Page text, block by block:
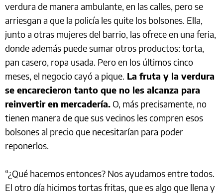
verdura de manera ambulante, en las calles, pero se
arriesgan a que la policía les quite los bolsones. Ella,
junto a otras mujeres del barrio, las ofrece en una feria,
donde además puede sumar otros productos: torta,
pan casero, ropa usada. Pero en los últimos cinco
meses, el negocio cayó a pique. La fruta y la verdura
se encarecieron tanto que no les alcanza para
reinvertir en mercadería. O, más precisamente, no
tienen manera de que sus vecinos les compren esos
bolsones al precio que necesitarían para poder
reponerlos.
“¿Qué hacemos entonces? Nos ayudamos entre todos.
El otro día hicimos tortas fritas, que es algo que llena y